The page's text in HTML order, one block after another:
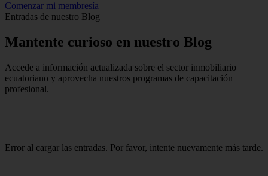
Comenzar mi membresía
Entradas de nuestro Blog
Mantente curioso en nuestro Blog
Accede a información actualizada sobre el sector inmobiliario
ecuatoriano y aprovecha nuestros programas de capacitación
profesional.
Error al cargar las entradas. Por favor, intente nuevamente más tarde.